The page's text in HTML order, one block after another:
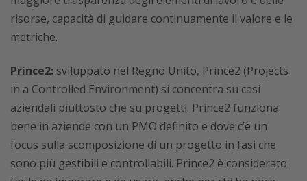
risorse, capacità di guidare continuamente il valore e le
metriche.
Prince2: sviluppato nel Regno Unito, Prince2 (Projects
in a Controlled Environment) si concentra su casi
aziendali piuttosto che su progetti. Prince2 funziona
bene in aziende con un PMO definito e dove c’è un
focus sulla scomposizione di un progetto in fasi che
sono più gestibili e controllabili. Prince2 è considerato